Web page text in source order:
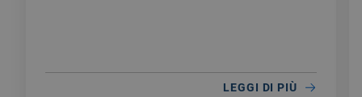
LEGGI DI PIÙ